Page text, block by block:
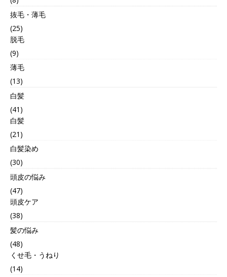
抜毛・薄毛
(25)
脱毛
(9)
薄毛
(13)
白髪
(41)
白髪
(21)
白髪染め
(30)
頭皮の悩み
(47)
頭皮ケア
(38)
髪の悩み
(48)
くせ毛・うねり
(14)